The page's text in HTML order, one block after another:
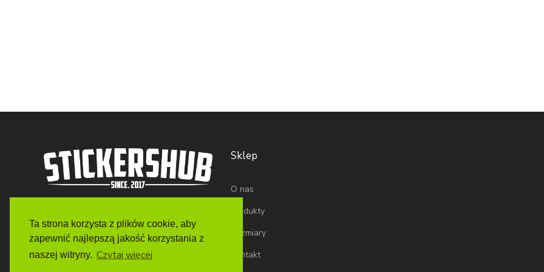
Sklep
O nas
Produkty
Rozmiary
Kontakt
Ta strona korzysta z plików cookie, aby
zapewnić najlepszą jakość korzystania z
naszej witryny. Czytaj więcej